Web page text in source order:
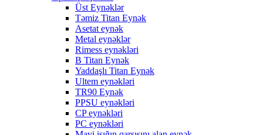
Üst Eynəklər
Təmiz Titan Eynək
Asetat eynək
Metal eynəklər
Rimess eynəkləri
B Titan Eynək
Yaddaşlı Titan Eynək
Ultem eynəkləri
TR90 Eynək
PPSU eynəkləri
CP eynəkləri
PC eynəkləri